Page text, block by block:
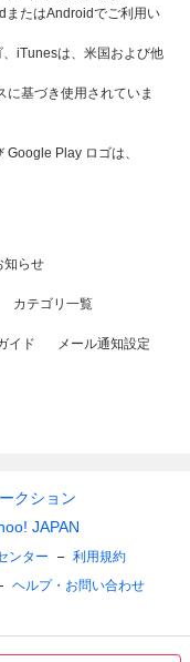
またはAndroidでご利用い
iTunesは、米国および他
に基づき使用されていま
Play ロゴは、
知らせ
カテゴリ一覧
イド メール通知設定
クション
JAPAN
ンター
利用規約
ヘルプ・お問い合わせ